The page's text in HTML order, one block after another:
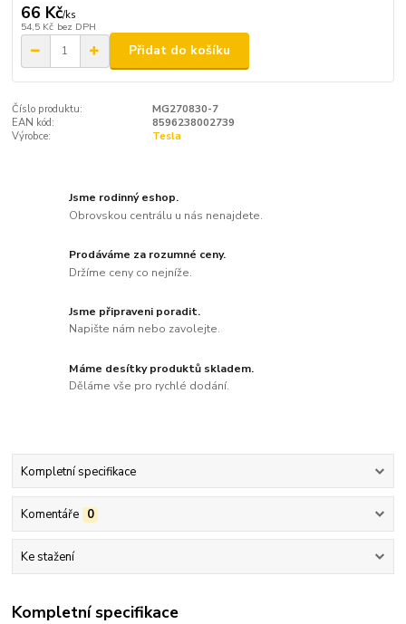
66 Kč/ks
54,5 Kč bez DPH
Přidat do košíku
Číslo produktu:
MG270830-7
EAN kód:
8596238002739
Výrobce:
Tesla
Jsme rodinný eshop.
Obrovskou centrálu u nás nenajdete.
Prodáváme za rozumné ceny.
Držíme ceny co nejníže.
Jsme připraveni poradit.
Napište nám nebo zavolejte.
Máme desítky produktů skladem.
Děláme vše pro rychlé dodání.
Kompletní specifikace
Komentáře 0
Ke stažení
Kompletní specifikace